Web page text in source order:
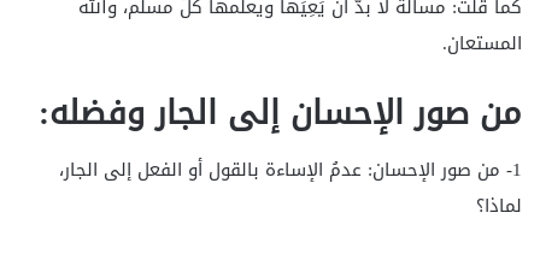
المستعان.
من صور الإحسان إلى الجار وفضله:
1- من صور الإحسان: عدمُ الإساءة بالقول أو الفعل إلى الجار،
لماذا؟